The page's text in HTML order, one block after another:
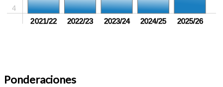
4
2021/22 2022/23 2023/24 2024/25 2025/26
Ponderaciones